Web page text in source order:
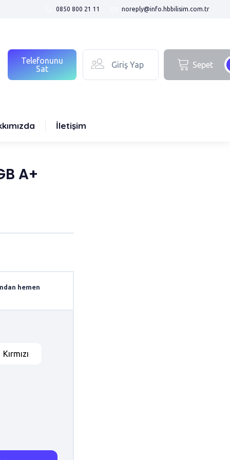
0850 800 21 11 noreply@info.hbbilisim.com.tr
Telefonunu
Sat
Giriş Yap Sepet
İletişim
A+
hemen
Kırmızı